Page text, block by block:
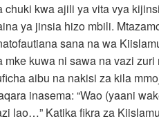
chuki kwa ajili ya vita vya
ya jinsia hizo mbili.
sana na wa
mke kuwa ni sawa na vazi
aibu na nakisi za kila
inasema: “Wao (yaani
lao…” Katika fikra za